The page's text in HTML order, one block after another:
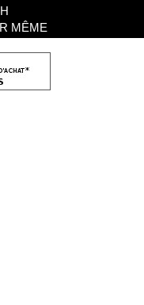
MÊME